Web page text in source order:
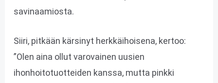
savinaamiosta.
Siiri, pitkään kärsinyt herkkäihoisena, kertoo:
”Olen aina ollut varovainen uusien
ihonhoitotuotteiden kanssa, mutta pinkki